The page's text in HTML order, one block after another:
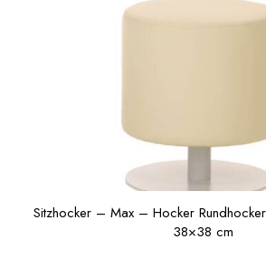
Sitzhocker – Max – Hocker
38×38 cm